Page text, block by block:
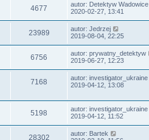
4677 autor: Detektyw Wadowice
2020-02-27, 13:41
23989 autor: Jedrzej
2019-08-04, 22:25
6756 autor: prywatny_detektyw
2019-06-27, 12:23
7168 autor: investigator_ukraine
2019-04-12, 13:08
5198 autor: investigator_ukraine
2019-04-12, 11:52
28302 autor: Bartek